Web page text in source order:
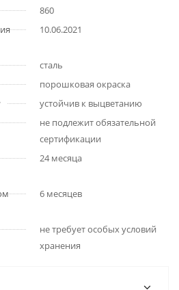
860
10.06.2021
сталь
порошковая окраска
устойчив к выцветанию
не подлежит обязательной
сертификации
24 месяца
6 месяцев
не требует особых условий
хранения